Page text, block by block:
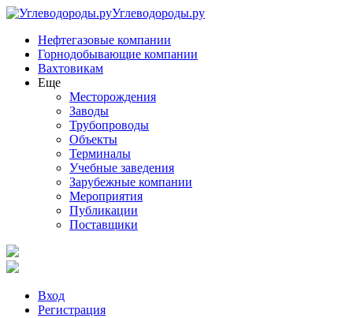
Углеводороды.ру
Нефтегазовые компании
Горнодобывающие компании
Вахтовикам
Еще
Месторождения
Заводы
Трубопроводы
Объекты
Терминалы
Учебные заведения
Зарубежные компании
Мероприятия
Публикации
Поставщики
Вход
Регистрация